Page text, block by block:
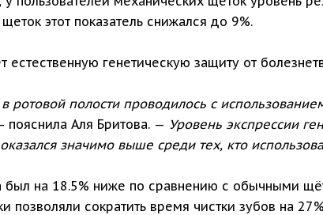
этот показатель снижался до 9%.
генетическую защиту от
ротовой полости проводилось с
пояснила Аля Бритова. — Уровень экспрессии
значимо выше среди тех, кто
был на 18.5% ниже по сравнению с обычными
позволяли сократить время чистки зубов на